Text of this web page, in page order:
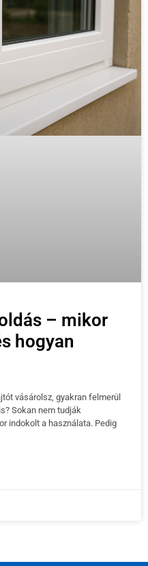
– mikor
hogyan
vásárolsz, gyakran felmerül
Sokan nem tudják
indokolt a használata. Pedig